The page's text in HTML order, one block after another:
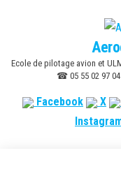
content
Ecole de pilotage avion et
☎ 05 55 02 97
Facebook X